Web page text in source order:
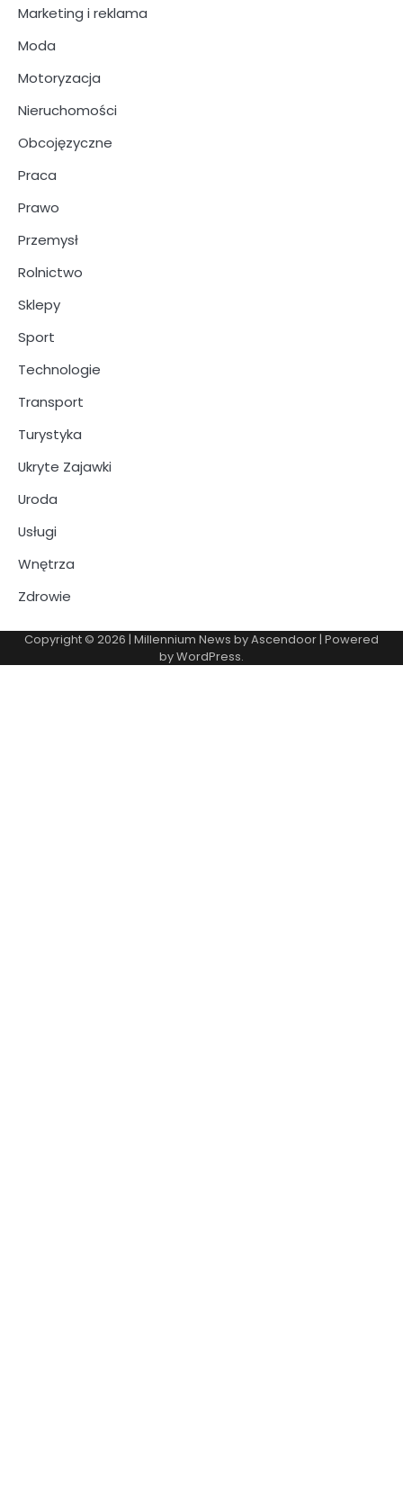
Marketing i reklama
Moda
Motoryzacja
Nieruchomości
Obcojęzyczne
Praca
Prawo
Przemysł
Rolnictwo
Sklepy
Sport
Technologie
Transport
Turystyka
Ukryte Zajawki
Uroda
Usługi
Wnętrza
Zdrowie
Copyright © 2026 | Millennium News byAscendoor| Powered
byWordPress.